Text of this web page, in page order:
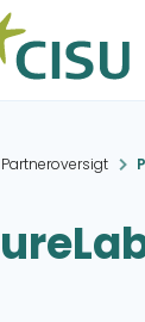
Partneroversigt